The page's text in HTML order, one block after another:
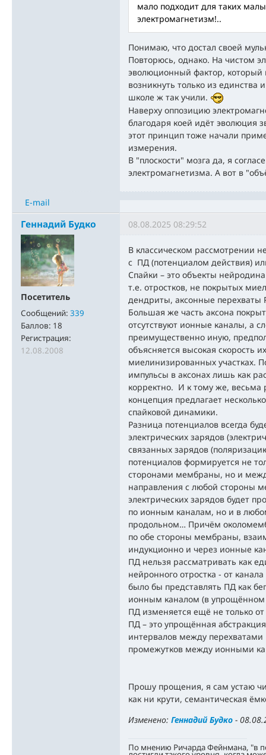
мало подходит для таких
электромагнетизм!..
Понимаю, что достал своей
Повторюсь, однако. На чистом
эволюционный фактор,
возникнуть только из
школе ж так учили.
Наверху оппозицию
благодаря коей идёт эволюция
этот принцип тоже начали
измерения.
В "плоскости" мозга да, я
электромагнетизма. А вот в
E-mail
Геннадий Будко
Посетитель
Сообщений: 339
Баллов: 18
Регистрация:
12.08.2008
08.08.2025 08:29:52
В классическом рассмотрении
с ПД (потенциалом действия)
Спайки – это объекты
т.е. отростков, не покрытых
дендриты, аксонные перехваты
Большая же часть аксона
отсутствуют ионные каналы, а
преимущественно иную,
объясняется высокая скорость
миелинизированных участках.
импульсы в аксонах лишь как
корректно. И к тому же, весьма
концепция предлагает
спайковой динамики.
Разница потенциалов всегда
электрических зарядов
связанных зарядов
потенциалов формируется не
сторонами мембраны, но и
направления с любой стороны
электрических зарядов будет
по ионным каналам, но и в
продольном… Причём
по обе стороны мембраны,
индукционно и через ионные
ПД нельзя рассматривать как
нейронного отростка - от
было бы представлять ПД как
ионным каналом (в упрощённом
ПД изменяется ещё не только
ПД – это упрощённая
интервалов между перехватами
промежутков между ионными
Прошу прощения, я сам устаю
как ни крути, семантическая
Изменено: Геннадий Будко -
По мнению Ричарда Фейнмана, "в